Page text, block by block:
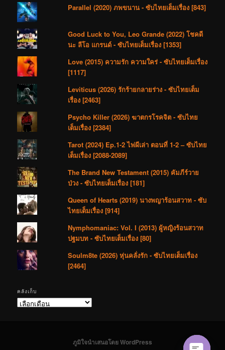
Parallel (2020) ภพขนาน - ซับไทยเต็มเรื่อง [843]
Good Luck to You, Leo Grande (2022) โชคดี
นะ ลีโอ แกรนด์ - ซับไทยเต็มเรื่อง [1353]
Love (2015) ความรัก ความใคร่ - ซับไทยเต็มเรื่อง
[1117]
Leviticus (2026) รักร้ายกลายร่าง - ซับไทยเต็ม
เรื่อง [2463]
Psycho Killer (2026) ฆาตกรโรคจิต - ซับไทย
เต็มเรื่อง [2384]
Tarot (2024) Ep.1-2 ไพ่ผีเล่า ตอนที่ 1-2 – ซับไทย
เต็มเรื่อง [2088-2089]
The Brand New Testament (2015) คัมภีร์วาย
ป่วง - ซับไทยเต็มเรื่อง [181]
Queen of Hearts (2019) นางพญาร้อนสวาท - ซับ
ไทยเต็มเรื่อง [914]
Nymphomaniac: Vol. I (2013) ผู้หญิงร้อนสวาท
ปฐมบท - ซับไทยเต็มเรื่อง [80]
Soulm8te (2026) หุ่นคลั่งรัก - ซับไทยเต็มเรื่อง
[2464]
คลังเก็บ
คลัง
ภูมิใจนำเสนอโดย WordPress